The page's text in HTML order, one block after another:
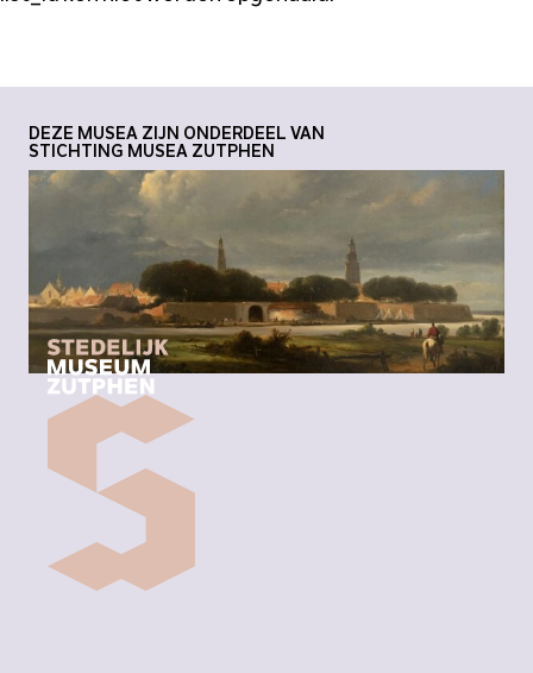
DEZE MUSEA ZIJN ONDERDEEL VAN
STICHTING MUSEA ZUTPHEN